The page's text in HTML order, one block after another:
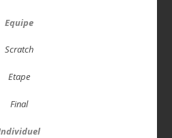
Equipe
Scratch
Etape
Final